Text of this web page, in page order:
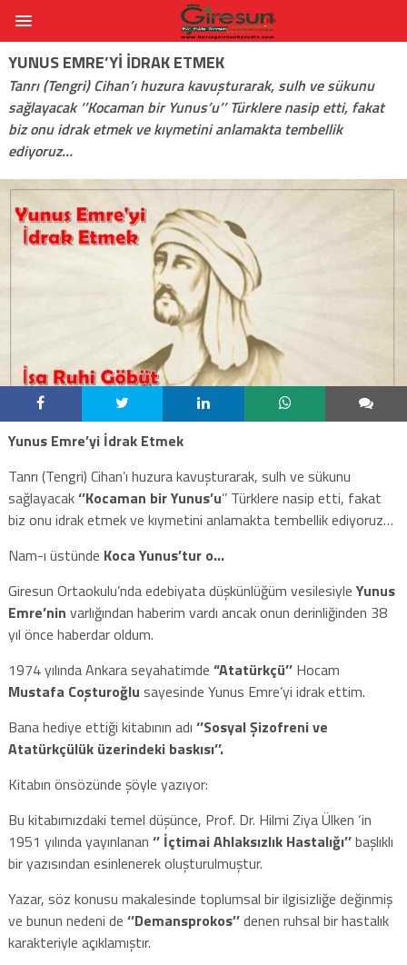
YUNUS EMRE’YI İDRAK ETMEK
Tanrı (Tengri) Cihan’ı huzura kavuşturarak, sulh ve sükunu
sağlayacak ‘’Kocaman bir Yunus’u’’ Türklere nasip etti, fakat
biz onu idrak etmek ve kıymetini anlamakta tembellik
ediyoruz…
Yunus Emre’yi İdrak Etmek
Tanrı (Tengri) Cihan’ı huzura kavuşturarak, sulh ve sükunu
sağlayacak‘’Kocaman bir Yunus’u’’ Türklere nasip etti, fakat
biz onu idrak etmek ve kıymetini anlamakta tembellik ediyoruz…
Nam-ı üstünde Koca Yunus’tur o…
Giresun Ortaokulu’nda edebiyata düşkünlüğüm vesilesiyle Yunus
Emre’nin varlığından haberim vardı ancak onun derinliğinden 38
yıl önce haberdar oldum.
1974 yılında Ankara seyahatimde “Atatürkçü’’Hocam
Mustafa Coşturoğlu sayesinde Yunus Emre’yi idrak ettim.
Bana hediye ettiği kitabının adı ‘’Sosyal Şizofreni ve
Atatürkçülük üzerindeki baskısı’’.
Kitabın önsözünde şöyle yazıyor:
Bu kitabımızdaki temel düşünce, Prof. Dr. Hilmi Ziya Ülken ‘in
1951 yılında yayınlanan ‘’ İçtimai Ahlaksızlık Hastalığı’’başlıklı
bir yazısından esinlenerek oluşturulmuştur.
Yazar, söz konusu makalesinde toplumsal bir ilgisizliğe değinmiş
ve bunun nedeni de ‘’Demansprokos’’denen ruhsal bir hastalık
karakteriyle açıklamıştır.